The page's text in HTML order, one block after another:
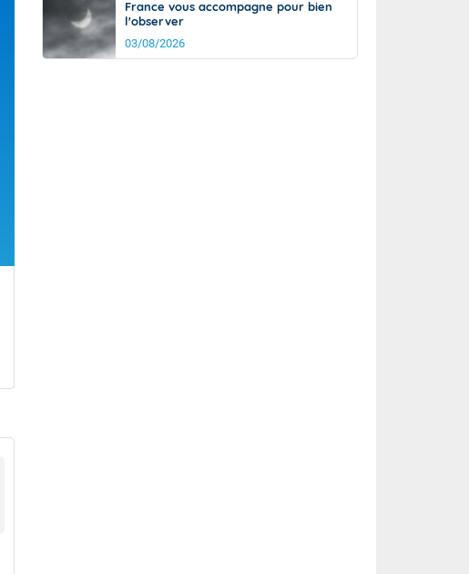
France vous accompagne pour bien
l'observer
03/08/2026